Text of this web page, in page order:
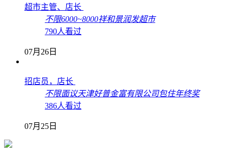
超市主管、店长
不限6000~8000祥和景润发超市
790人看过
07月26日
招店员，店长
不限面议天津好普金富有限公司包住年终奖
386人看过
07月25日